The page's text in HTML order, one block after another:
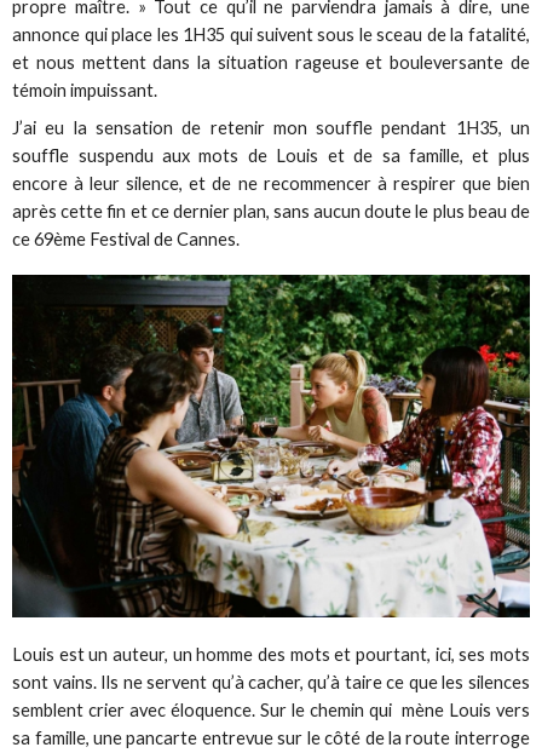
propre maître. » Tout ce qu’il ne parviendra jamais à dire, une
annonce qui place les 1H35 qui suivent sous le sceau de la fatalité,
et nous mettent dans la situation rageuse et bouleversante de
témoin impuissant.
J’ai eu la sensation de retenir mon souffle pendant 1H35, un
souffle suspendu aux mots de Louis et de sa famille, et plus
encore à leur silence, et de ne recommencer à respirer que bien
après cette fin et ce dernier plan, sans aucun doute le plus beau de
ce 69ème Festival de Cannes.
Louis est un auteur, un homme des mots et pourtant, ici, ses mots
sont vains. Ils ne servent qu’à cacher, qu’à taire ce que les silences
semblent crier avec éloquence. Sur le chemin qui mène Louis vers
sa famille, une pancarte entrevue sur le côté de la route interroge